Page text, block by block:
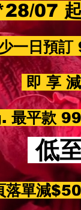
07
一日預
即 享
最平款
低
落單減